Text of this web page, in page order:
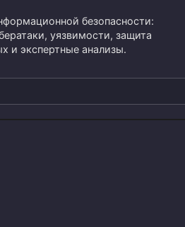
безопасности:
уязвимости, защита
и экспертные анализы.